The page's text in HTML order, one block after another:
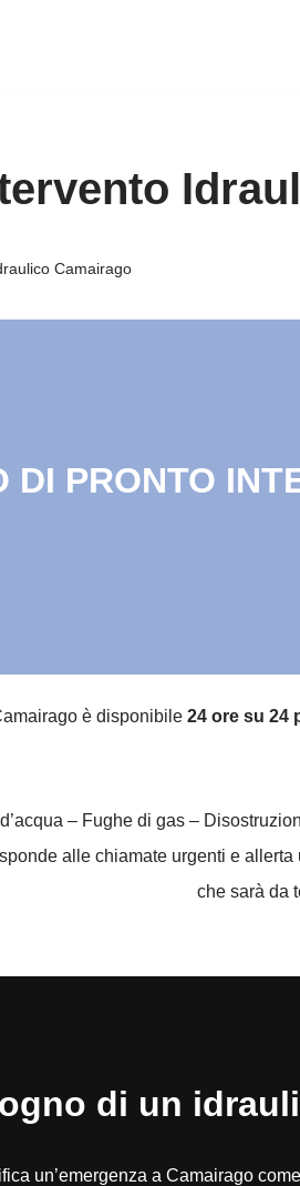
Camairago
DI PRONTO
è disponibile 24 ore su 24
– Fughe di gas –
alle chiamate urgenti e
che sarà da
di un
un’emergenza a Camairago